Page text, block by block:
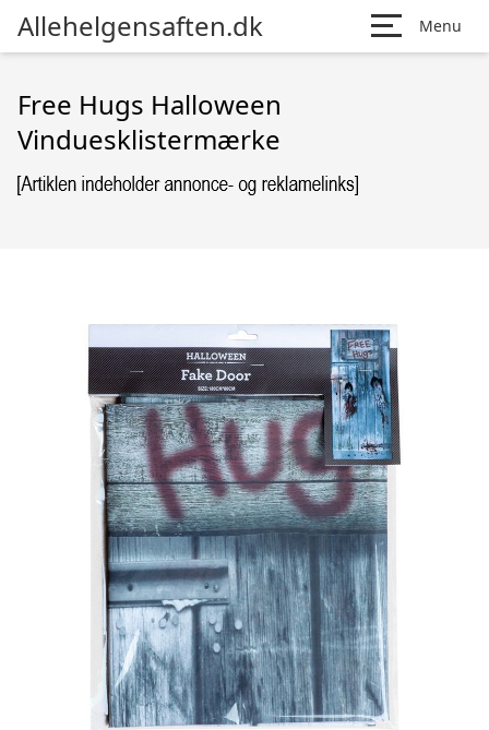
Allehelgensaften.dk Menu
Free Hugs Halloween
Vinduesklistermærke